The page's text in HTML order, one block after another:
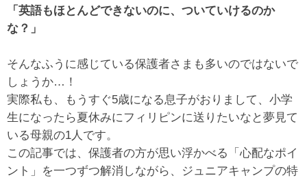
「英語もほとんどできないのに、ついていけるのか
な？」
そんなふうに感じている保護者さまも多いのではないで
しょうか…！
実際私も、もうすぐ5歳になる息子がおりまして、小学
生になったら夏休みにフィリピンに送りたいなと夢見て
いる母親の1人です。
この記事では、保護者の方が思い浮かべる「心配なポイ
ント」を一つずつ解消しながら、ジュニアキャンプの特